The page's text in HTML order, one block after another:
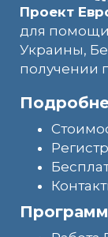
Проект
для помощи
Украины,
получении